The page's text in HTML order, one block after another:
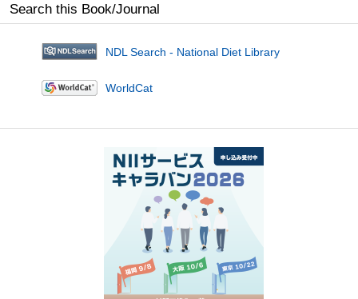
Search this Book/Journal
NDL Search - National Diet Library
WorldCat